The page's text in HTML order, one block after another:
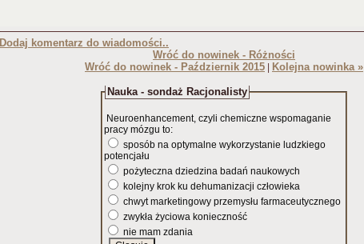
Dodaj komentarz do wiadomości..
Wróć do nowinek - Różności
Wróć do nowinek - Październik 2015
Kolejna nowinka »
Nauka - sondaż Racjonalisty
Neuroenhancement, czyli chemiczne wspomaganie
pracy mózgu to:
sposób na optymalne wykorzystanie ludzkiego
potencjału
pożyteczna dziedzina badań naukowych
kolejny krok ku dehumanizacji człowieka
chwyt marketingowy przemysłu farmaceutycznego
zwykła życiowa konieczność
nie mam zdania